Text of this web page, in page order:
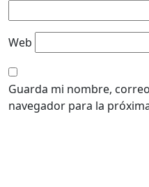
Web
Guarda mi nombre,
navegador para la